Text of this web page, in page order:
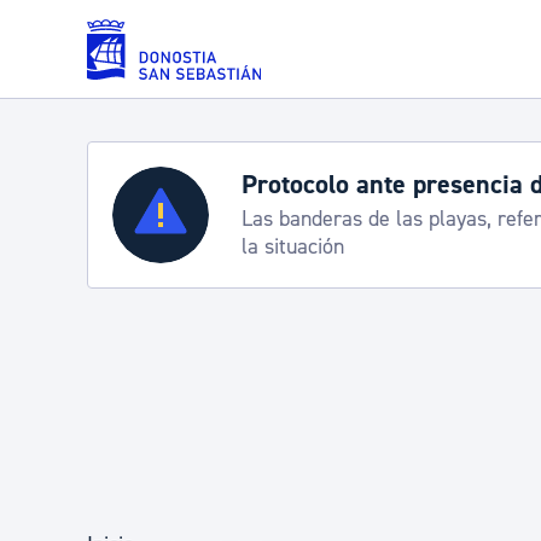
Saltar al contenido principal
Servicios
Padrón y asuntos personales
Semana Grande 2026:
8-15 agosto